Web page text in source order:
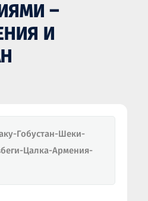
–
И
Гобустан-Шеки-
Цалка-Армения-